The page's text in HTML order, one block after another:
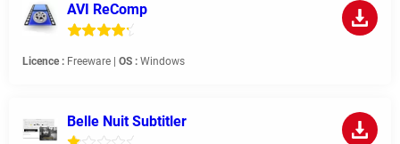
AVI ReComp
Licence : Freeware | OS : Windows
Belle Nuit Subtitler